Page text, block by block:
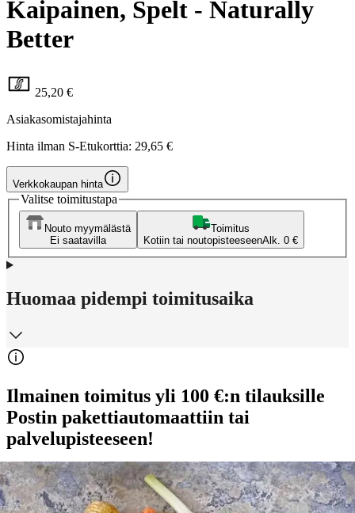
Kaipainen, Spelt - Naturally
Better
25,20 €
Asiakasomistajahinta
Hinta ilman S-Etukorttia: 29,65 €
Verkkokaupan hinta
Valitse toimitustapa
Nouto myymälästä
Ei saatavilla
Toimitus
Kotiin tai noutopisteeseenAlk. 0 €
Huomaa pidempi toimitusaika
Ilmainen toimitus yli 100 €:n tilauksille
Postin pakettiautomaattiin tai
palvelupisteeseen!
Etu ei koske Suuri‑lisäpalvelulla toimitettavia tuotteita.